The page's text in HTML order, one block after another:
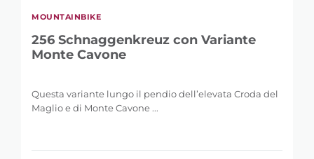
MOUNTAINBIKE
256 Schnaggenkreuz con Variante
Monte Cavone
Questa variante lungo il pendio dell’elevata Croda del
Maglio e di Monte Cavone ...